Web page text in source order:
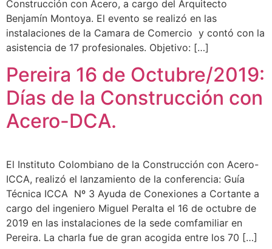
Construcción con Acero, a cargo del Arquitecto
Benjamín Montoya. El evento se realizó en las
instalaciones de la Camara de Comercio y contó con la
asistencia de 17 profesionales. Objetivo: […]
Pereira 16 de Octubre/2019:
Días de la Construcción con
Acero-DCA.
El Instituto Colombiano de la Construcción con Acero-
ICCA, realizó el lanzamiento de la conferencia: Guía
Técnica ICCA Nº 3 Ayuda de Conexiones a Cortante a
cargo del ingeniero Miguel Peralta el 16 de octubre de
2019 en las instalaciones de la sede comfamiliar en
Pereira. La charla fue de gran acogida entre los 70 […]